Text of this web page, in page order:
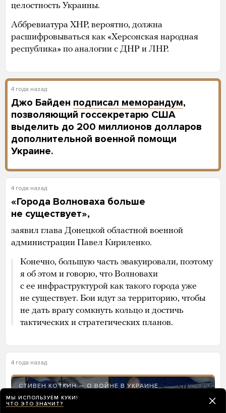
целостность Украины.
Аббревиатура ХНР, вероятно, должна
расшифровываться как «Херсонская народная
республика» по аналогии с ДНР и ЛНР.
4 года назад
Джо Байден подписал меморандум,
позволяющий госсекретарю США
выделить до 200 миллионов долларов
дополнительной военной помощи
Украине.
4 года назад
«Города Волноваха больше
не существует»,
заявил глава Донецкой областной военной
администрации Павел Кириленко.
Конечно, большую часть эвакуировали, поэтому
я об этом и говорю, что Волновахи
с ее инфраструктурой как такого города уже
не существует. Бои идут за территорию, чтобы
не дать врагу сомкнуть кольцо и достичь
тактических и стратегических планов.
4 года назад
СТИВЕН КОТКИН — О ВОЙНЕ В УКРАИНЕ
МЫ ИСПОЛЬЗУЕМ КУКИ!
ЧТО ЭТО ЗНАЧИТ?